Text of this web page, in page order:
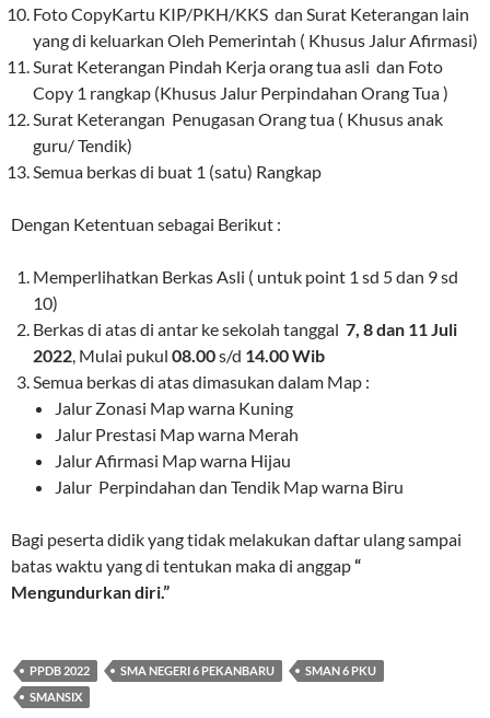
Foto CopyKartu KIP/PKH/KKS dan Surat Keterangan lain
yang di keluarkan Oleh Pemerintah ( Khusus Jalur Afirmasi)
Surat Keterangan Pindah Kerja orang tua asli dan Foto
Copy 1 rangkap (Khusus Jalur Perpindahan Orang Tua )
Surat Keterangan Penugasan Orang tua ( Khusus anak
guru/ Tendik)
Semua berkas di buat 1 (satu) Rangkap
Dengan Ketentuan sebagai Berikut :
Memperlihatkan Berkas Asli ( untuk point 1 sd 5 dan 9 sd
10)
Berkas di atas di antar ke sekolah tanggal 7, 8 dan 11 Juli
2022, Mulai pukul 08.00s/d 14.00 Wib
Semua berkas di atas dimasukan dalam Map :
Jalur Zonasi Map warna Kuning
Jalur Prestasi Map warna Merah
Jalur Afirmasi Map warna Hijau
Jalur Perpindahan dan Tendik Map warna Biru
Bagi peserta didik yang tidak melakukan daftar ulang sampai
batas waktu yang di tentukan maka di anggap“
Mengundurkan diri.”
PPDB 2022 SMA NEGERI 6 PEKANBARU
SMAN 6 PKU
SMANSIX